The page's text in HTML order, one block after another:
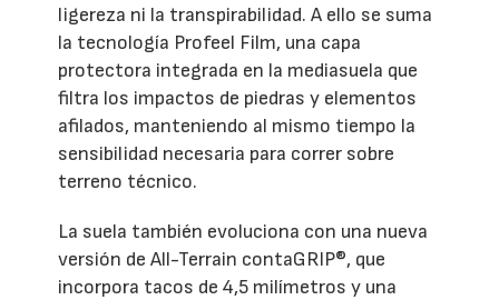
ligereza ni la transpirabilidad. A ello se suma
la tecnología Profeel Film, una capa
protectora integrada en la mediasuela que
filtra los impactos de piedras y elementos
afilados, manteniendo al mismo tiempo la
sensibilidad necesaria para correr sobre
terreno técnico.
La suela también evoluciona con una nueva
versión de All-Terrain contaGRIP®, que
incorpora tacos de 4,5 milímetros y una